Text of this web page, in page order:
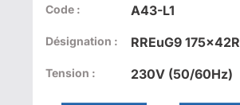
Code : A43-L1
Désignation : RREuG9 175x42R
Tension : 230V (50/60Hz)